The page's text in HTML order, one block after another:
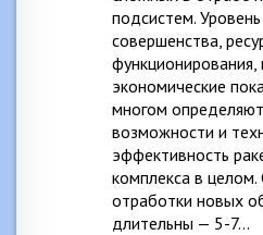
подсистем.
совершенства,
экономические
многом
возможности и
эффективность
комплекса в целом.
отработки новых
длительны — 5-7…